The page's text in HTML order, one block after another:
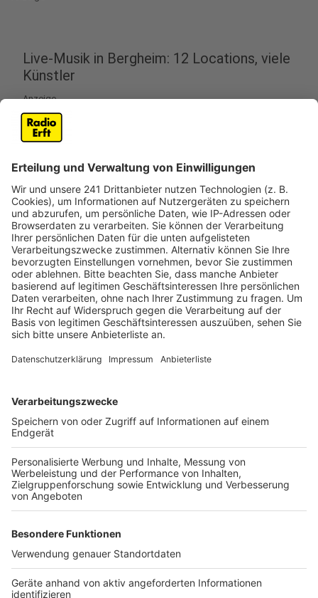
Live-Musik in Bergheim: 12 Locations, viele
Künstler
Anzeige
Innenstadt wieder zur Bühne für lokale Musik. Mit dem
Indoor-Musikfestival „Bergheim live 4 you“ erwartet
die Besucher ein abwechslungsreiches Programm in
zwölf Kneipen, Bars und Restaurants.
Von kölscher Musik über Rock-Hits bis hin zu Oldies ist
für jeden Geschmack etwas dabei. Alle
Veranstaltungsorte befinden sich in der Innenstadt,
sodass die Besucher bequem von einer Location zur
nächsten wechseln können.
Das Besondere: Der Eintritt ist bei allen Locations frei.
Musikfans können sich also auf einen Abend voller
greifen zu müssen.
Anzeige
Weitere Themen von Rhein und Erft
Anzeige
Kohlebagger
Pulheim sagt Saatkrähen den Kampf an